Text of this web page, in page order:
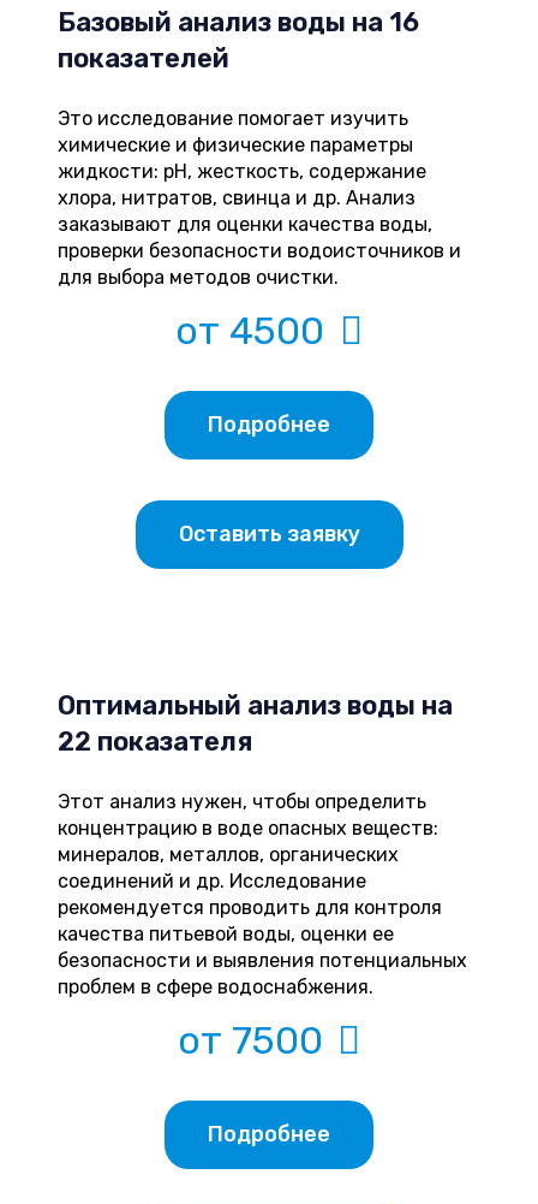
Базовый анализ воды на 16
показателей
Это исследование помогает изучить
химические и физические параметры
жидкости: pH, жесткость, содержание
хлора, нитратов, свинца и др. Анализ
заказывают для оценки качества воды,
проверки безопасности водоисточников и
для выбора методов очистки.
от 4500
Подробнее
Оставить заявку
Оптимальный анализ воды на
22 показателя
Этот анализ нужен, чтобы определить
концентрацию в воде опасных веществ:
минералов, металлов, органических
соединений и др. Исследование
рекомендуется проводить для контроля
качества питьевой воды, оценки ее
безопасности и выявления потенциальных
проблем в сфере водоснабжения.
от 7500
Подробнее